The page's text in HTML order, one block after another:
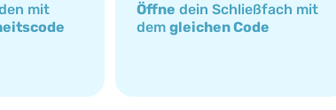
mit
Öffne dein Schließfach mit
dem gleichen Code